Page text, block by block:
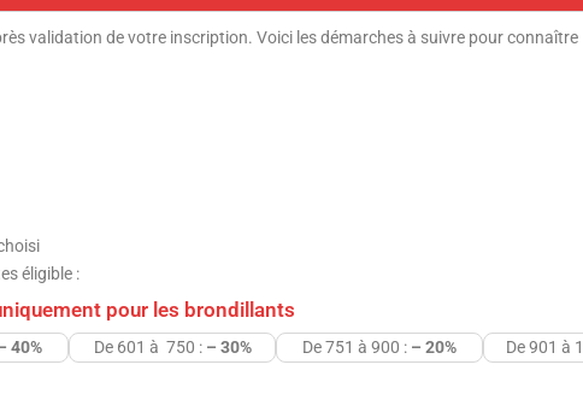
validation de votre inscription. Voici les démarches à suivre pour connaître
éligible :
pour les brondillants
40% De 601 à 750 :– 30% De 751 à 900 :– 20% De 901 à